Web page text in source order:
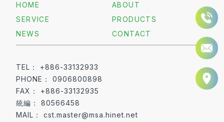
+886-33132933
0906800898
+886-33132935
80566458
cst.master@msa.hinet.net
HOME
ABOUT
SERVICE
PRODUCTS
NEWS
CONTACT